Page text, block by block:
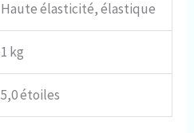
Haute élasticité, élastique
1 kg
5,0 étoiles